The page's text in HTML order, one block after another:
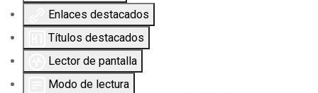
Enlaces destacados
Títulos destacados
Lector de pantalla
Modo de lectura